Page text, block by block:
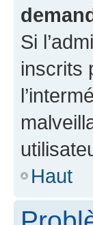
Si
inscrits
Haut